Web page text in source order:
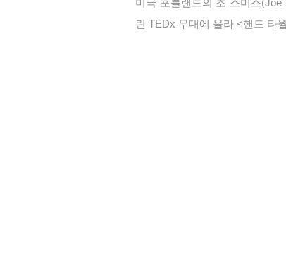
미국 포틀랜드의 조 스미스
린 TEDx 무대에 올라 <핸드 타